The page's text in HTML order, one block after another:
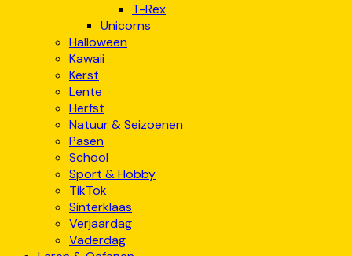
T-Rex
Unicorns
Halloween
Kawaii
Kerst
Lente
Herfst
Natuur & Seizoenen
Pasen
School
Sport & Hobby
TikTok
Sinterklaas
Verjaardag
Vaderdag